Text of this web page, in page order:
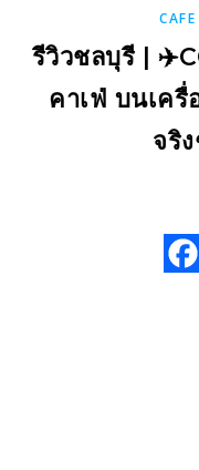
รีวิวชลบุรี |
คาเฟ่ บนเค
จริ